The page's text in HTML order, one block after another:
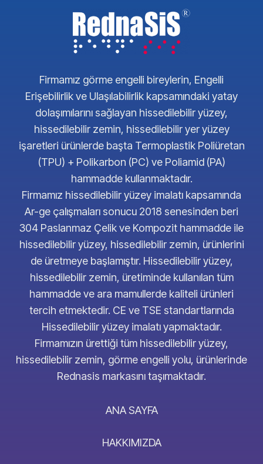
Firmamız görme engelli bireylerin, Engelli
Erişebilirlik ve Ulaşılabilirlik kapsamındaki yatay
dolaşımılarını sağlayan hissedilebilir yüzey,
hissedilebilir zemin, hissedilebilir yer yüzey
işaretleri ürünlerde başta Termoplastik Poliüretan
(TPU) + Polikarbon (PC) ve Poliamid (PA)
hammadde kullanmaktadır.
Firmamız hissedilebilir yüzey imalatı kapsamında
Ar-ge çalışmaları sonucu 2018 senesinden beri
304 Paslanmaz Çelik ve Kompozit hammadde ile
hissedilebilir yüzey, hissedilebilir zemin, ürünlerini
de üretmeye başlamıştır. Hissedilebilir yüzey,
hissedilebilir zemin, üretiminde kullanılan tüm
hammadde ve ara mamullerde kaliteli ürünleri
tercih etmektedir. CE ve TSE standartlarında
Hissedilebilir yüzey imalatı yapmaktadır.
Firmamızın ürettiği tüm hissedilebilir yüzey,
hissedilebilir zemin, görme engelli yolu, ürünlerinde
Rednasis markasını taşımaktadır.
ANA SAYFA
HAKKIMIZDA